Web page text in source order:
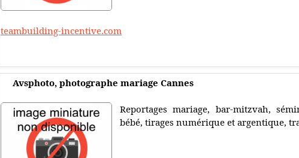
teambuilding-incentive.com
Avsphoto, photographe mariage Cannes
Reportages mariage, bar-mitzvah,
bébé, tirages numérique et argentique,